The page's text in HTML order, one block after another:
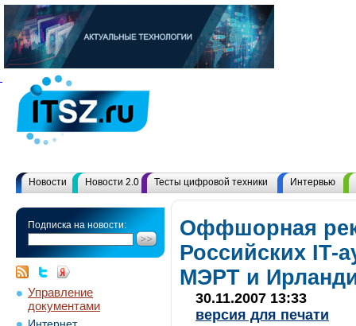
Новости Новости 2.0 Тесты цифровой техники Интервью
Подписка на новости:
Управление
документами
Оффшорная
Российских IT-
МЭРТ и
30.11.2007 13:33
версия для печати